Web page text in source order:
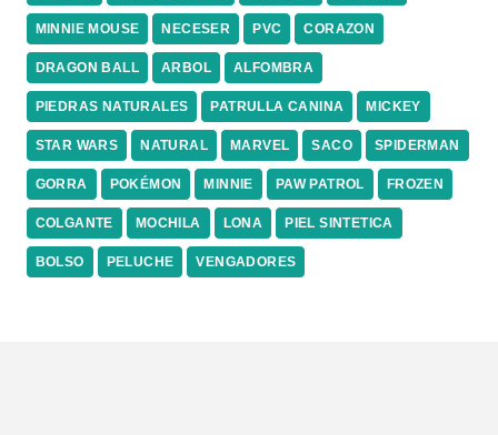
MINNIE MOUSE NECESER PVC CORAZON
DRAGON BALL ARBOL ALFOMBRA
PIEDRAS NATURALES PATRULLA CANINA MICKEY
STAR WARS NATURAL MARVEL SACO SPIDERMAN
GORRA POKÉMON MINNIE PAW PATROL FROZEN
COLGANTE MOCHILA LONA PIEL SINTETICA
BOLSO PELUCHE VENGADORES